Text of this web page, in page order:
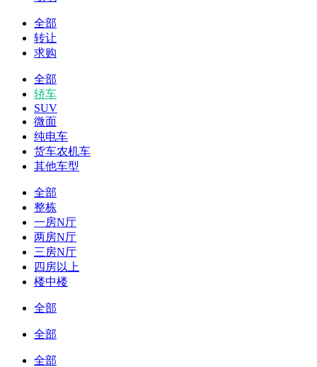
全部
转让
求购
全部
轿车
SUV
微面
纯电车
货车农机车
其他车型
全部
整栋
一房N厅
两房N厅
三房N厅
四房以上
楼中楼
全部
全部
全部